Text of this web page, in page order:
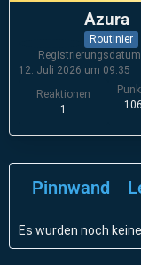
Azura
Routinier
Reaktionen
1
106
Registrierungsdatum
12. Juli 2026 um 09:35
Pinnwand
Es wurden noch